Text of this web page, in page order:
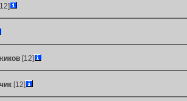
[12]
[12]